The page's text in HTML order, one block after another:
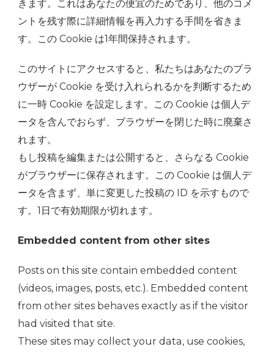
きます。これはあなたの便宜のためであり、他のコメ
ントを残す際に詳細情報を再入力する手間を省きま
す。この Cookie は1年間保持されます。
このサイトにアクセスすると、私たちはあなたのブラ
ウザーが Cookie を受け入れられるかを判断するため
に一時 Cookie を設定します。この Cookie は個人デ
ータを含んでおらず、ブラウザーを閉じた時に廃棄さ
れます。
もし投稿を編集または公開すると、さらなる Cookie
がブラウザーに保存されます。この Cookie は個人デ
ータを含まず、単に変更した投稿の ID を示すもので
す。1日で有効期限が切れます。
Embedded content from other sites
Posts on this site contain embedded content
(videos, images, posts, etc.). Embedded content
from other sites behaves exactly as if the visitor
had visited that site.
These sites may collect your data, use cookies,